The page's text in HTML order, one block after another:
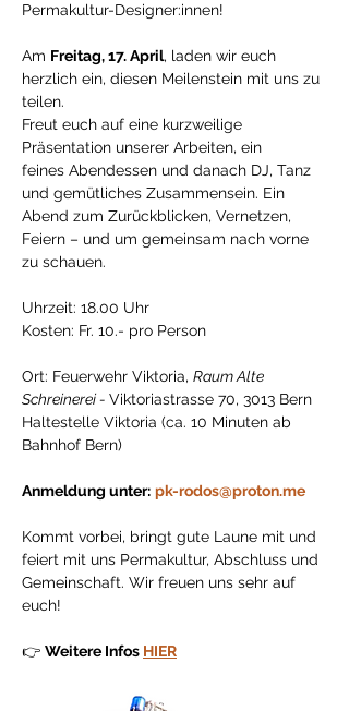
Permakultur-Designer:innen!
Am Freitag, 17. April, laden wir euch
herzlich ein, diesen Meilenstein mit uns zu
teilen.
Freut euch auf eine kurzweilige
Präsentation unserer Arbeiten, ein
feines Abendessen und danach DJ, Tanz
und gemütliches Zusammensein. Ein
Abend zum Zurückblicken, Vernetzen,
Feiern – und um gemeinsam nach vorne
zu schauen.
Uhrzeit: 18.00 Uhr
Kosten: Fr. 10.- pro Person
Ort: Feuerwehr Viktoria, Raum Alte
Schreinerei - Viktoriastrasse 70, 3013 Bern
Haltestelle Viktoria (ca. 10 Minuten ab
Bahnhof Bern)
Anmeldung unter: pk-rodos@proton.me
Kommt vorbei, bringt gute Laune mit und
feiert mit uns Permakultur, Abschluss und
Gemeinschaft. Wir freuen uns sehr auf
euch!
👉 Weitere Infos HIER